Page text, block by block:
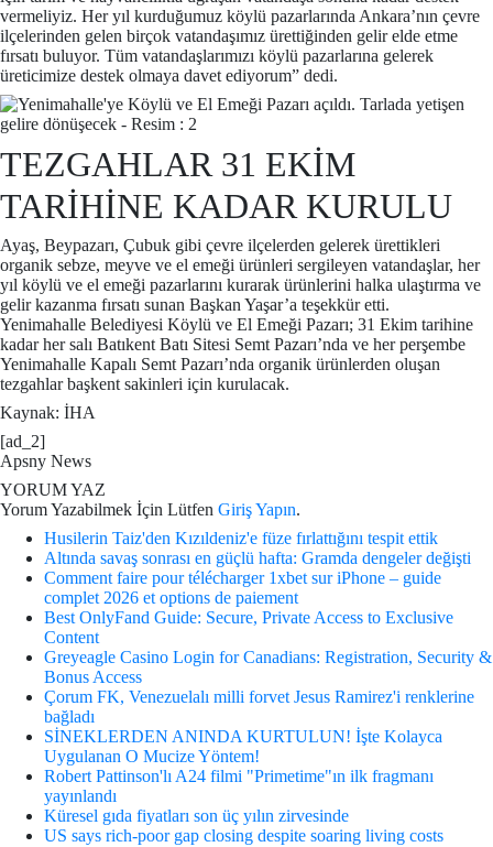
vermeliyiz. Her yıl kurduğumuz köylü pazarlarında Ankara’nın çevre
ilçelerinden gelen birçok vatandaşımız ürettiğinden gelir elde etme
fırsatı buluyor. Tüm vatandaşlarımızı köylü pazarlarına gelerek
üreticimize destek olmaya davet ediyorum” dedi.
TEZGAHLAR 31 EKİM
TARİHİNE KADAR KURULU
Ayaş, Beypazarı, Çubuk gibi çevre ilçelerden gelerek ürettikleri
organik sebze, meyve ve el emeği ürünleri sergileyen vatandaşlar, her
yıl köylü ve el emeği pazarlarını kurarak ürünlerini halka ulaştırma ve
gelir kazanma fırsatı sunan Başkan Yaşar’a teşekkür etti.
Yenimahalle Belediyesi Köylü ve El Emeği Pazarı; 31 Ekim tarihine
kadar her salı Batıkent Batı Sitesi Semt Pazarı’nda ve her perşembe
Yenimahalle Kapalı Semt Pazarı’nda organik ürünlerden oluşan
tezgahlar başkent sakinleri için kurulacak.
Kaynak: İHA
[ad_2]
Apsny News
YORUM YAZ
Yorum Yazabilmek İçin Lütfen Giriş Yapın.
Husilerin Taiz'den Kızıldeniz'e füze fırlattığını tespit ettik
Altında savaş sonrası en güçlü hafta: Gramda dengeler değişti
Comment faire pour télécharger 1xbet sur iPhone – guide
complet 2026 et options de paiement
Best OnlyFand Guide: Secure, Private Access to Exclusive
Content
Greyeagle Casino Login for Canadians: Registration, Security &
Bonus Access
Çorum FK, Venezuelalı milli forvet Jesus Ramirez'i renklerine
bağladı
SİNEKLERDEN ANINDA KURTULUN! İşte Kolayca
Uygulanan O Mucize Yöntem!
Robert Pattinson'lı A24 filmi "Primetime"ın ilk fragmanı
yayınlandı
Küresel gıda fiyatları son üç yılın zirvesinde
US says rich-poor gap closing despite soaring living costs